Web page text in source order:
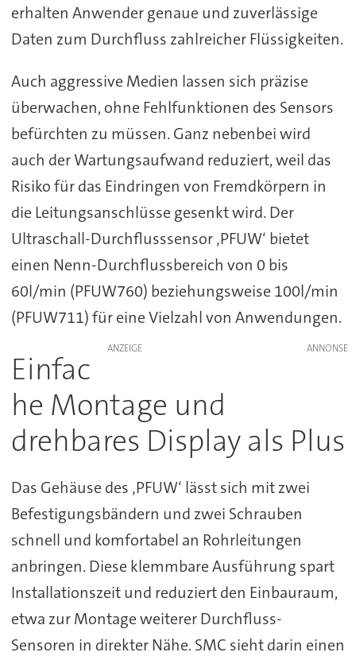
erhalten Anwender genaue und zuverlässige
Daten zum Durchfluss zahlreicher Flüssigkeiten.
Auch aggressive Medien lassen sich präzise
überwachen, ohne Fehlfunktionen des Sensors
befürchten zu müssen. Ganz nebenbei wird
auch der Wartungsaufwand reduziert, weil das
Risiko für das Eindringen von Fremdkörpern in
die Leitungsanschlüsse gesenkt wird. Der
Ultraschall-Durchflusssensor ‚PFUW‘ bietet
einen Nenn-Durchflussbereich von 0 bis
60l/min (PFUW760) beziehungsweise 100l/min
(PFUW711) für eine Vielzahl von Anwendungen.
ANZEIGE
Einfac
he Montage und
drehbares Display als Plus
Das Gehäuse des ‚PFUW‘ lässt sich mit zwei
Befestigungsbändern und zwei Schrauben
schnell und komfortabel an Rohrleitungen
anbringen. Diese klemmbare Ausführung spart
Installationszeit und reduziert den Einbauraum,
etwa zur Montage weiterer Durchfluss-
Sensoren in direkter Nähe. SMC sieht darin einen